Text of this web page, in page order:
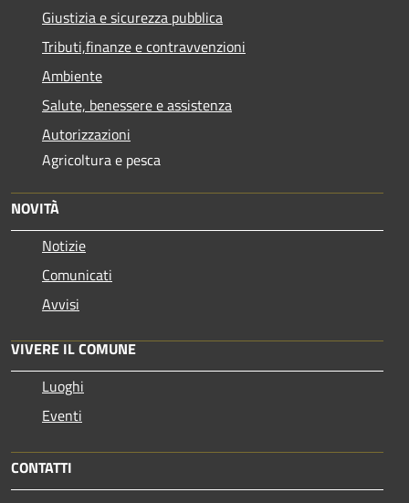
Giustizia e sicurezza pubblica
Tributi,finanze e contravvenzioni
Ambiente
Salute, benessere e assistenza
Autorizzazioni
Agricoltura e pesca
NOVITÀ
Notizie
Comunicati
Avvisi
VIVERE IL COMUNE
Luoghi
Eventi
CONTATTI